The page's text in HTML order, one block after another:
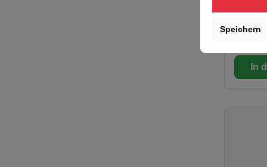
55,34
In
Speichern